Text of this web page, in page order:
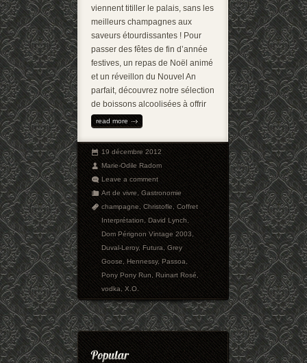
viennent titiller le palais, sans les
meilleurs champagnes aux
saveurs étourdissantes ! Pour
passer des fêtes de fin d’année
festives, un repas de Noël animé
et un réveillon du Nouvel An
parfait, découvrez notre sélection
de boissons alcoolisées à offrir
read more
19 décembre 2012
Marie-Odile Radom
Leave a comment
Art de vivre,Gastronomie
champagne,Christofle,Coffret
Interprétation,David Lynch,
Dom Pérignon Vintage 2003,
Duval-Leroy,Futura,Grey
Goose,Hennessy,Passoa,
Pony Pony Run,Ruinart Rosé,
vodka,X.O.